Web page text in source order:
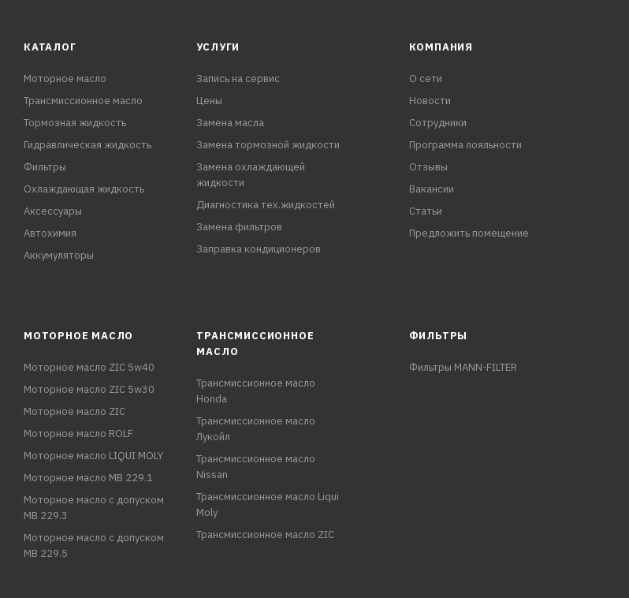
КАТАЛОГ
Моторное масло
Трансмиссионное масло
Тормозная жидкость
Гидравлическая жидкость
Фильтры
Охлаждающая жидкость
Аксессуары
Автохимия
Аккумуляторы
УСЛУГИ
Запись на сервис
Цены
Замена масла
Замена тормозной жидкости
Замена охлаждающей
жидкости
Диагностика тех.жидкостей
Замена фильтров
Заправка кондиционеров
КОМПАНИЯ
О сети
Новости
Сотрудники
Программа лояльности
Отзывы
Вакансии
Статьи
Предложить помещение
МОТОРНОЕ МАСЛО
Моторное масло ZIC 5w40
Моторное масло ZIC 5w30
Моторное масло ZIC
Моторное масло ROLF
Моторное масло LIQUI MOLY
Моторное масло MB 229.1
Моторное масло с допуском
MB 229.3
Моторное масло с допуском
MB 229.5
ТРАНСМИССИОННОЕ
МАСЛО
Трансмиссионное масло
Honda
Трансмиссионное масло
Лукойл
Трансмиссионное масло
Nissan
Трансмиссионное масло Liqui
Moly
Трансмиссионное масло ZIC
ФИЛЬТРЫ
Фильтры MANN-FILTER